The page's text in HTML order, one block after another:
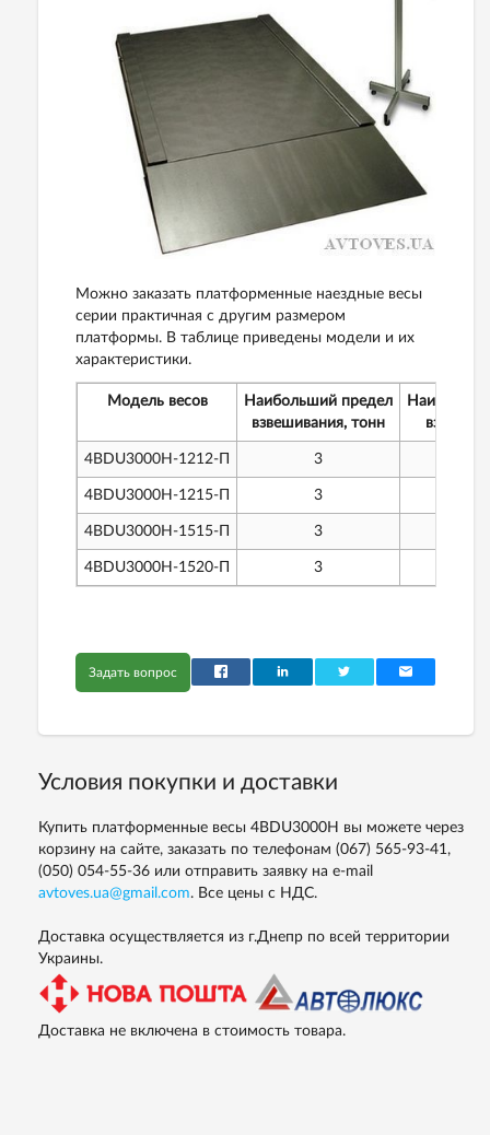
Можно заказать платформенные наездные весы
серии практичная с другим размером
платформы. В таблице приведены модели и их
характеристики.
Модель весов
Наибольший предел
взвешивания, тонн
4BDU3000H-1212-П 3
4BDU3000H-1215-П 3
4BDU3000H-1515-П 3
4BDU3000H-1520-П 3
Задать вопрос
Условия покупки и доставки
Купить платформенные весы 4BDU3000H вы можете через
корзину на сайте, заказать по телефонам (067) 565-93-41,
(050) 054-55-36 или отправить заявку на e-mail
avtoves.ua@gmail.com. Все цены с НДС.
Доставка осуществляется из г.Днепр по всей территории
Украины.
Доставка не включена в стоимость товара.